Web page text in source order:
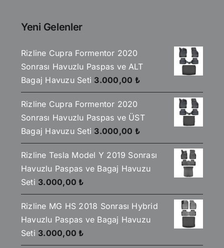
Yeni Gelenler
Rizline Cupra Formentor 2020
Sonrası Havuzlu Paspas ve ALT
Bagaj Havuzu Seti 3.000,00 ₺
Rizline Cupra Formentor 2020
Sonrası Havuzlu Paspas ve ÜST
Bagaj Havuzu Seti 3.000,00 ₺
Rizline Tesla Model Y 2019 Sonrası
Havuzlu Paspas ve Bagaj Havuzu
Seti 3.000,00 ₺
Rizline MG HS 2018 Sonrası Hybrid
Havuzlu Paspas ve Bagaj Havuzu
Seti 3.000,00 ₺